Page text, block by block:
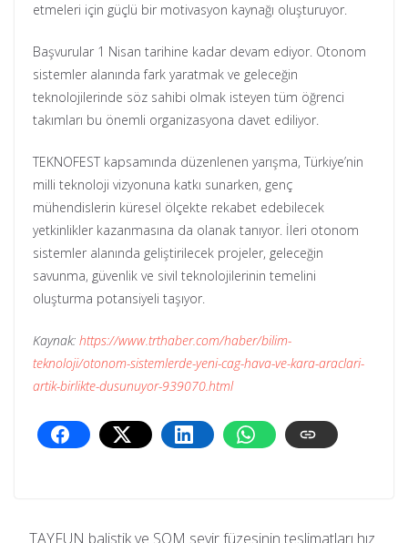
etmeleri için güçlü bir motivasyon kaynağı oluşturuyor.
Başvurular 1 Nisan tarihine kadar devam ediyor. Otonom
sistemler alanında fark yaratmak ve geleceğin
teknolojilerinde söz sahibi olmak isteyen tüm öğrenci
takımları bu önemli organizasyona davet ediliyor.
TEKNOFEST kapsamında düzenlenen yarışma, Türkiye’nin
milli teknoloji vizyonuna katkı sunarken, genç
mühendislerin küresel ölçekte rekabet edebilecek
yetkinlikler kazanmasına da olanak tanıyor. İleri otonom
sistemler alanında geliştirilecek projeler, geleceğin
savunma, güvenlik ve sivil teknolojilerinin temelini
oluşturma potansiyeli taşıyor.
Kaynak: https://www.trthaber.com/haber/bilim-
teknoloji/otonom-sistemlerde-yeni-cag-hava-ve-kara-araclari-
artik-birlikte-dusunuyor-939070.html
TAYFUN balistik ve SOM seyir füzesinin teslimatları hız